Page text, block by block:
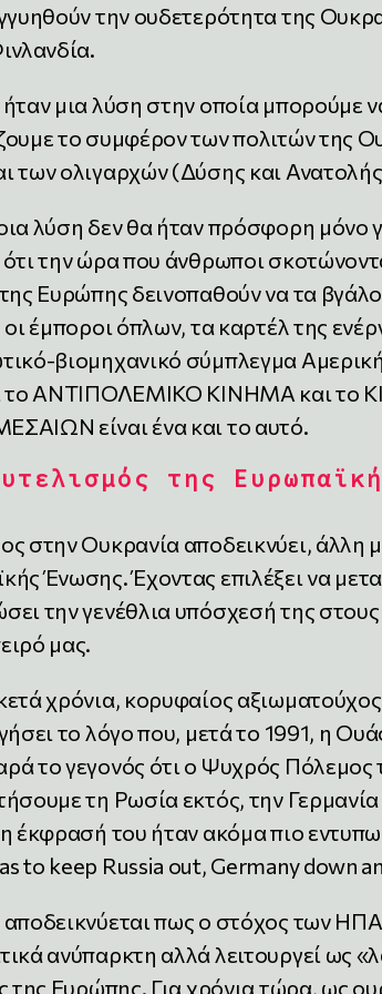
την ουδετερότητα της
μια λύση στην οποία μπορούμε
το συμφέρον των πολιτών της
των ολιγαρχών (Δύσης και
λύση δεν θα ήταν πρόσφορη μόνο
ότι την ώρα που άνθρωποι
Ευρώπης δεινοπαθούν να τα
οι έμποροι όπλων, τα καρτέλ της
βιομηχανικό σύμπλεγμα
το ΑΝΤΙΠΟΛΕΜΙΚΟ ΚΙΝΗΜΑ και
είναι ένα και το αυτό.
της
στην Ουκρανία αποδεικνύει, άλλη
Ένωσης. Έχοντας επιλέξει να
την γενέθλια υπόσχεσή της
μας.
χρόνια, κορυφαίος
το λόγο που, μετά το 1991, η
το γεγονός ότι ο Ψυχρός Πόλεμος
τη Ρωσία εκτός, την
η έκφρασή του ήταν ακόμα πιο
to keep Russia out, Germany down
πως ο στόχος των ΗΠΑ
ανύπαρκτη αλλά λειτουργεί ως
της Ευρώπης. Για χρόνια τώρα, ως